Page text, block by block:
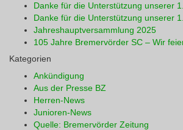
Danke für die Unterstützung unserer
Danke für die Unterstützung unserer
Jahreshauptversammlung 2025
105 Jahre Bremervörder SC – Wir
Kategorien
Ankündigung
Aus der Presse BZ
Herren-News
Junioren-News
Quelle: Bremervörder Zeitung